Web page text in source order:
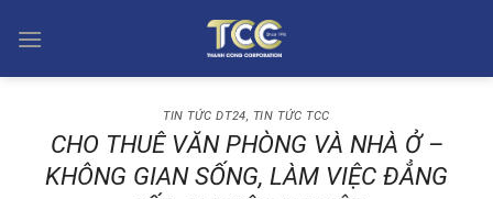
TIN TỨC DT24, TIN TỨC TCC
CHO THUÊ VĂN PHÒNG VÀ NHÀ Ở –
KHÔNG GIAN SỐNG, LÀM VIỆC ĐẲNG